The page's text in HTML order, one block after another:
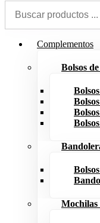
Complementos
Bolsos